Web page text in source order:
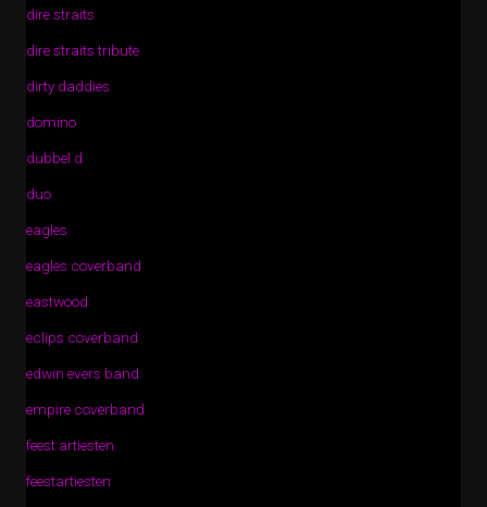
dire straits
dire straits tribute
dirty daddies
domino
dubbel d
duo
eagles
eagles coverband
eastwood
eclips coverband
edwin evers band
empire coverband
feest artiesten
feestartiesten